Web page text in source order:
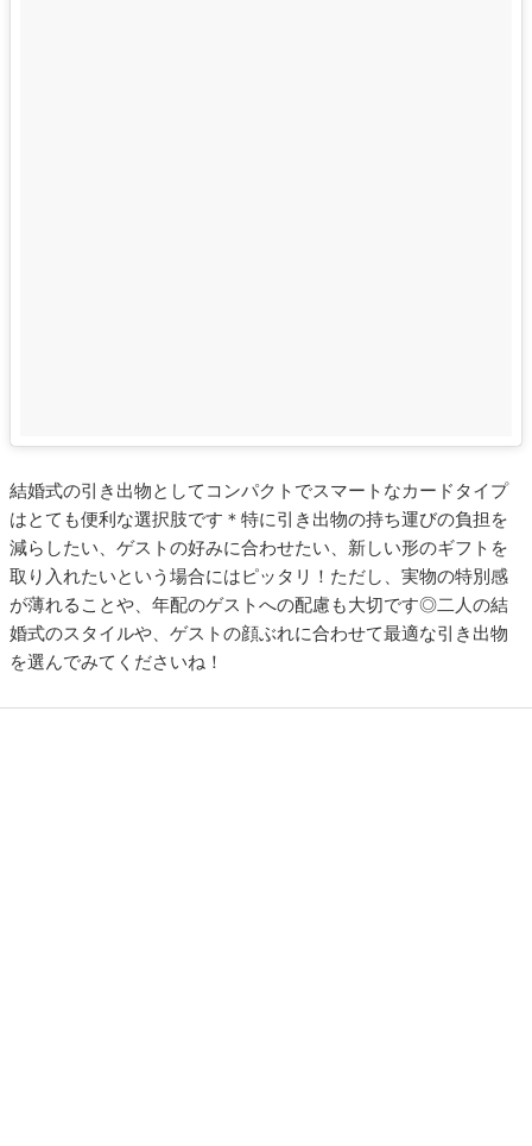
結婚式の引き出物としてコンパクトでスマートなカードタイプ
はとても便利な選択肢です＊特に引き出物の持ち運びの負担を
減らしたい、ゲストの好みに合わせたい、新しい形のギフトを
取り入れたいという場合にはピッタリ！ただし、実物の特別感
が薄れることや、年配のゲストへの配慮も大切です◎二人の結
婚式のスタイルや、ゲストの顔ぶれに合わせて最適な引き出物
を選んでみてくださいね！